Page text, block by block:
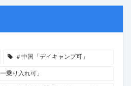
＃中国「デイキャンプ可」
乗り入れ可」